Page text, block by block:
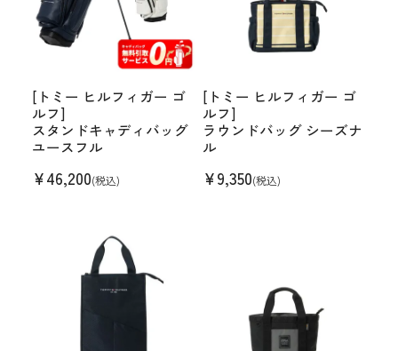
[トミー ヒルフィガー ゴ
ルフ]
スタンドキャディバッグ
ユースフル
¥46,200(税込)
[トミー ヒルフィガー ゴ
ルフ]
ラウンドバッグ シーズナ
ル
¥9,350(税込)